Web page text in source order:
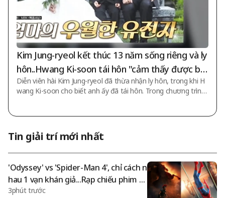
Kim Jung-ryeol kết thúc 13 năm sống riêng và ly
hôn..Hwang Ki-soon tái hôn "cảm thấy được bù
đắp từ vợ" [Đêm và Đêm][★Đêm TV]
Diễn viên hài Kim Jung-ryeol đã thừa nhận ly hôn, trong khi H
wang Ki-soon cho biết anh ấy đã tái hôn. Trong chương trình
ều nên khoảng cách giữa chúng tôi ngày càng xa. Vì uống rượ
u nhiều nên tôi mắc nhiều lỗi, mẹ con bảo 'chúng ta sống riên
g đi', vì tự ái nên tôi nói 'cứ đi ngay đi'". Anh tiếp tục: "Chúng t
Tin giải trí mới nhất
'Odyssey' vs 'Spider-Man 4', chỉ cách n
hau 1 vạn khán giả...Rạp chiếu phim s
ôi động với hai bộ phim cùng thắng
3phút trước